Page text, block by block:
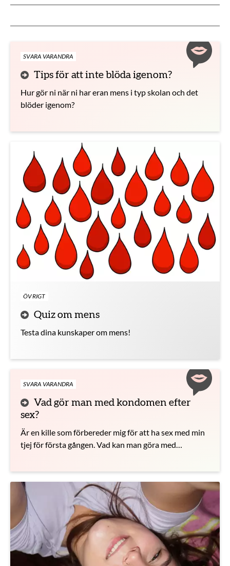
SVARA VARANDRA
Tips för att inte blöda igenom?
Hur gör ni när ni har eran mens i typ skolan och det
blöder igenom?
ÖVRIGT
Quiz om mens
Testa dina kunskaper om mens!
SVARA VARANDRA
Vad gör man med kondomen efter
sex?
Är en kille som förbereder mig för att ha sex med min
tjej för första gången. Vad kan man göra med